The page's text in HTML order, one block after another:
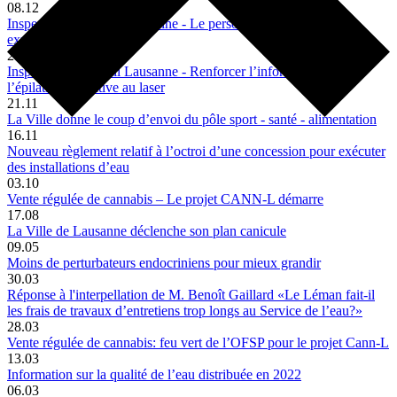
08.12
Inspection du travail Lausanne - Le personnel de vente est trop
exposé au froid
27.11
Inspection du travail Lausanne - Renforcer l’information sur
l’épilation définitive au laser
21.11
La Ville donne le coup d’envoi du pôle sport - santé - alimentation
16.11
Nouveau règlement relatif à l’octroi d’une concession pour exécuter
des installations d’eau
03.10
Vente régulée de cannabis – Le projet CANN-L démarre
17.08
La Ville de Lausanne déclenche son plan canicule
09.05
Moins de perturbateurs endocriniens pour mieux grandir
30.03
Réponse à l'interpellation de M. Benoît Gaillard «Le Léman fait-il
les frais de travaux d’entretiens trop longs au Service de l’eau?»
28.03
Vente régulée de cannabis: feu vert de l’OFSP pour le projet Cann-L
13.03
Information sur la qualité de l’eau distribuée en 2022
06.03